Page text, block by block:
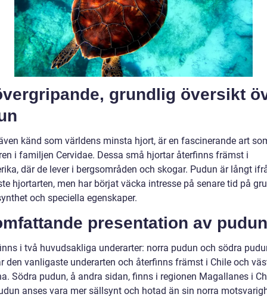
grundlig översikt
känd som världens minsta hjort, är en fascinerande art
i familjen Cervidae. Dessa små hjortar återfinns främst i
där de lever i bergsområden och skogar. Pudun är långt
hjortarten, men har börjat väcka intresse på senare tid på
och speciella egenskaper.
presentation av pudun
i två huvudsakliga underarter: norra pudun och södra
den vanligaste underarten och återfinns främst i Chile och
Södra pudun, å andra sidan, finns i regionen Magallanes i
anses vara mer sällsynt och hotad än sin norra